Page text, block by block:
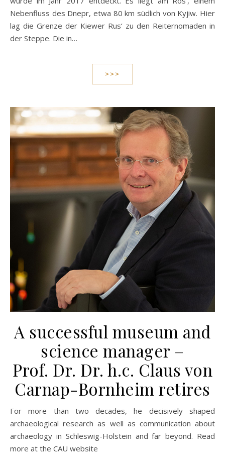
Nebenfluss des Dnepr, etwa 80 km südlich von Kyjiw. Hier
lag die Grenze der Kiewer Rus‘ zu den Reiternomaden in
der Steppe. Die in…
>>>
A successful museum and
science manager –
Prof. Dr. Dr. h.c. Claus von
Carnap-Bornheim retires
For more than two decades, he decisively shaped
archaeological research as well as communication about
archaeology in Schleswig-Holstein and far beyond. Read
more at the CAU website